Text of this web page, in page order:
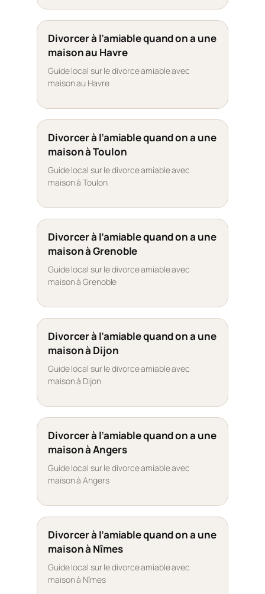
Divorcer à l’amiable quand on a une
maison au Havre
Guide local sur le divorce amiable avec
maison au Havre
Divorcer à l’amiable quand on a une
maison à Toulon
Guide local sur le divorce amiable avec
maison à Toulon
Divorcer à l’amiable quand on a une
maison à Grenoble
Guide local sur le divorce amiable avec
maison à Grenoble
Divorcer à l’amiable quand on a une
maison à Dijon
Guide local sur le divorce amiable avec
maison à Dijon
Divorcer à l’amiable quand on a une
maison à Angers
Guide local sur le divorce amiable avec
maison à Angers
Divorcer à l’amiable quand on a une
maison à Nîmes
Guide local sur le divorce amiable avec
maison à Nîmes